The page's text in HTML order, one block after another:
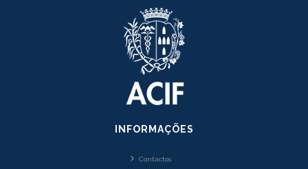
INFORMAÇÕES
Contactos